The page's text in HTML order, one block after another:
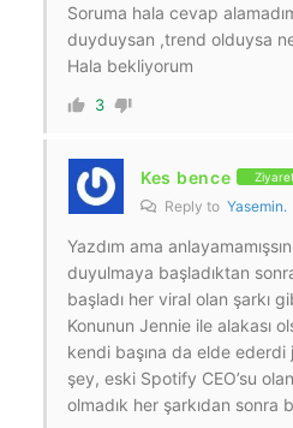
Soruma hala cevap
duyduysan ,trend olduysa
Hala bekliyorum
3
Kes bence
Reply to Yasemin.
Yazdım ama
duyulmaya başladıktan
başladı her viral olan şarkı
Konunun Jennie ile alakası
kendi başına da elde
şey, eski Spotify CEO’su
olmadık her şarkıdan sonra